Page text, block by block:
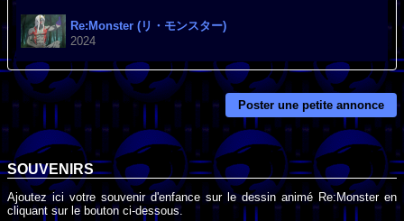
Re:Monster (リ・モンスター)
2024
Poster une petite annonce
SOUVENIRS
Ajoutez ici votre souvenir d'enfance sur le dessin animé Re:Monster en
cliquant sur le bouton ci-dessous.